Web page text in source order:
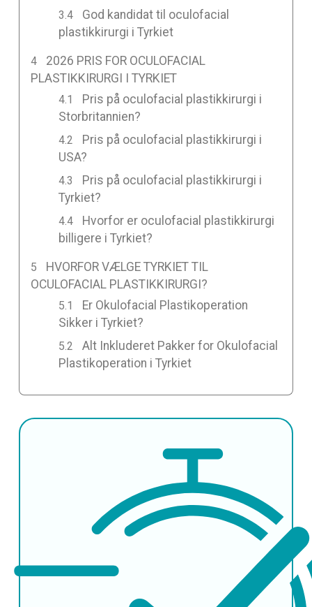
God kandidat til oculofacial
plastikkirurgi i Tyrkiet
2026 PRIS FOR OCULOFACIAL
PLASTIKKIRURGI I TYRKIET
Pris på oculofacial plastikkirurgi i
Storbritannien?
Pris på oculofacial plastikkirurgi i
USA?
Pris på oculofacial plastikkirurgi i
Tyrkiet?
Hvorfor er oculofacial plastikkirurgi
billigere i Tyrkiet?
HVORFOR VÆLGE TYRKIET TIL
OCULOFACIAL PLASTIKKIRURGI?
Er Okulofacial Plastikoperation
Sikker i Tyrkiet?
Alt Inkluderet Pakker for Okulofacial
Plastikoperation i Tyrkiet